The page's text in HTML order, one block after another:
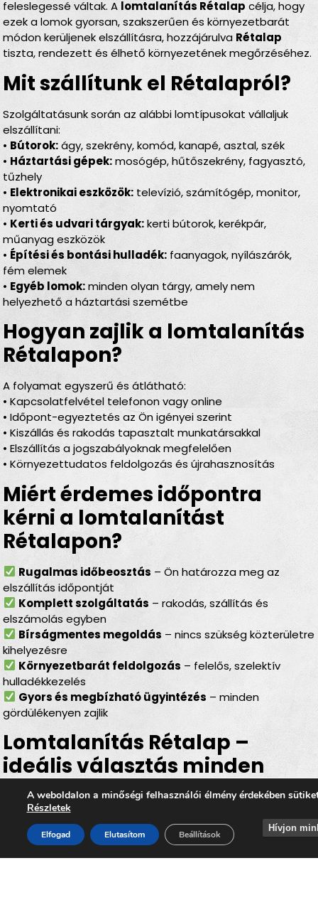
feleslegessé váltak. A lomtalanítás Rétalap célja, hogy
ezek a lomok gyorsan, szakszerűen és környezetbarát
módon kerüljenek elszállításra, hozzájárulva Rétalap
tiszta, rendezett és élhető környezetének megőrzéséhez.
Mit szállítunk el Rétalapról?
Szolgáltatásunk során az alábbi lomtípusokat vállaljuk
elszállítani:
• Bútorok:ágy, szekrény, komód, kanapé, asztal, szék
• Háztartási gépek:mosógép, hűtőszekrény, fagyasztó,
tűzhely
• Elektronikai eszközök: televízió, számítógép, monitor,
nyomtató
• Kerti és udvari tárgyak:kerti bútorok, kerékpár,
műanyag eszközök
• Építési és bontási hulladék: faanyagok, nyílászárók,
fém elemek
• Egyéb lomok:minden olyan tárgy, amely nem
helyezhető a háztartási szemétbe
Hogyan zajlik a lomtalanítás
Rétalapon?
A folyamat egyszerű és átlátható:
• Kapcsolatfelvétel telefonon vagy online
• Időpont-egyeztetés az Ön igényei szerint
• Kiszállás és rakodás tapasztalt munkatársakkal
• Elszállítás a jogszabályoknak megfelelően
• Környezettudatos feldolgozás és újrahasznosítás
Miért érdemes időpontra
kérni a lomtalanítást
Rétalapon?
Rugalmas időbeosztás – Ön határozza meg az
elszállítás időpontját
Komplett szolgáltatás – rakodás, szállítás és
elszámolás egyben
Bírságmentes megoldás – nincs szükség közterületre
kihelyezésre
Környezetbarát feldolgozás – felelős, szelektív
hulladékkezelés
Gyors és megbízható ügyintézés – minden
gördülékenyen zajlik
Lomtalanítás Rétalap –
ideális választás minden
helyzetben
felújításról, költözésről, garázs- vagy
padlásürítésről, esetleg egy örökölt ingatlan
A weboldalon a minőségi felhasználói élmény érdekében
Részletek
Elfogad Elutasítom Beállítások
Hívjon